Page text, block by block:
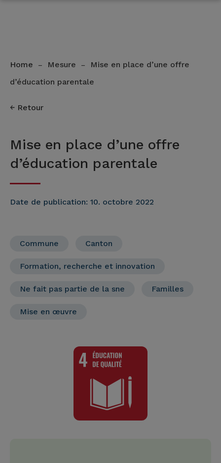
Home – Mesure –
Mise en place d’une offre
d’éducation parentale
Retour
Mise en place d’une offre
d’éducation parentale
Date de publication: 10. octobre 2022
Commune Canton
Formation, recherche et innovation
Ne fait pas partie de la sne Familles
Mise en œuvre